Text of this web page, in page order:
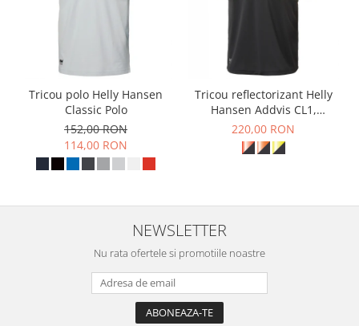
Tricou polo Helly Hansen
Classic Polo
152,00 RON
114,00 RON
Tricou reflectorizant Helly
Hansen Addvis CL1,
galben/negru abanos, XS
220,00 RON
NEWSLETTER
Nu rata ofertele si promotiile noastre